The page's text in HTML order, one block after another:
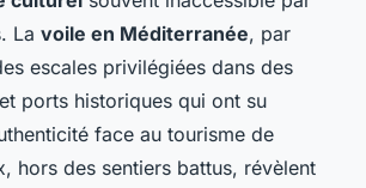
La voile en Méditerranée, par
escales privilégiées dans des
ports historiques qui ont su
face au tourisme de
hors des sentiers battus, révèlent